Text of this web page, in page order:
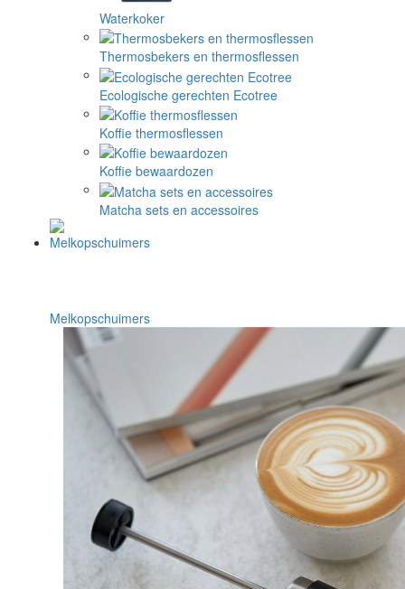
Waterkoker
Thermosbekers en thermosflessen
Ecologische gerechten Ecotree
Koffie thermosflessen
Koffie bewaardozen
Matcha sets en accessoires
Melkopschuimers